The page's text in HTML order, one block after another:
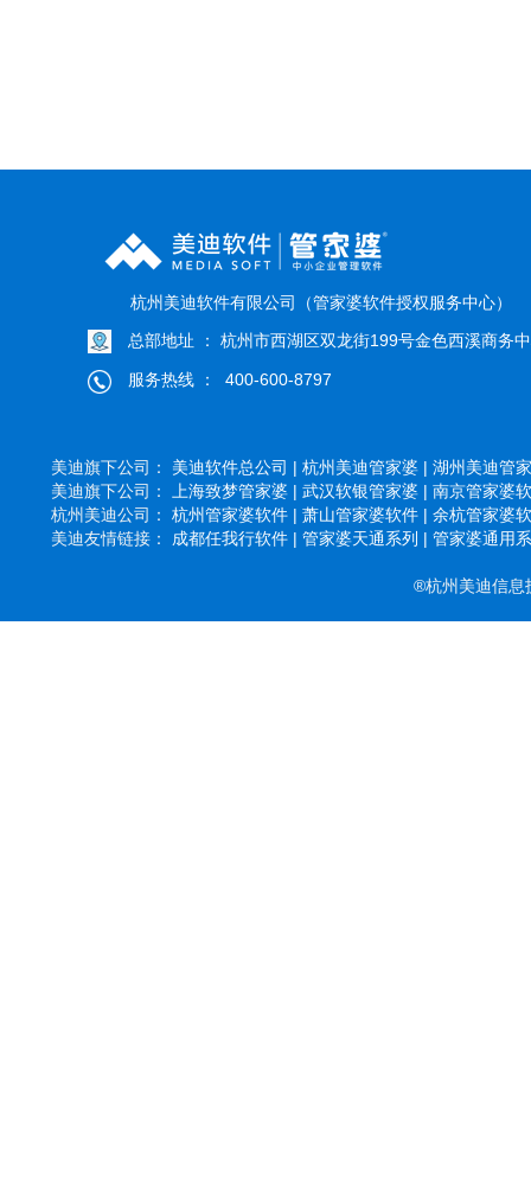
杭州美迪软件有限公司（管家婆软件授权服务中心）
总部地址 ： 杭州市西湖区双龙街199号金色西溪商务
服务热线 ： 400-600-8797
美迪旗下公司： 美迪软件总公司 | 杭州美迪管家婆 | 湖州美迪管
美迪旗下公司：
上海致梦管家婆 | 武汉软银管家婆 | 南京管家婆
杭州美迪公司： 杭州管家婆软件 | 萧山管家婆软件 | 余杭管家婆
美迪友情链接： 成都任我行软件 | 管家婆天通系列 | 管家婆通用
®杭州美迪信息